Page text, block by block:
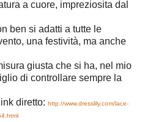
a cuore, impreziosita dal
ben si adatti a tutte le
una festività, ma anche
giusta che si ha, nel mio
di controllare sempre la
diretto: http://www.dresslily.com/lace-